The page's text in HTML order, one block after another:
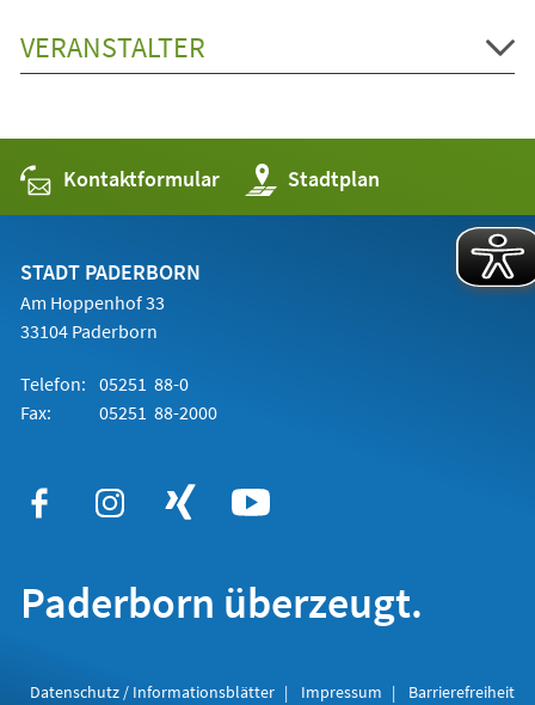
VERANSTALTER
Kontaktformular Stadtplan
(Öffnet
in
einem
STADT PADERBORN
Am Hoppenhof 33
33104 Paderborn
Telefon: 05251 88-0
Fax:
05251 88-2000
Paderborn überzeugt.
Datenschutz / Informationsblätter Impressum
Barrierefreiheit